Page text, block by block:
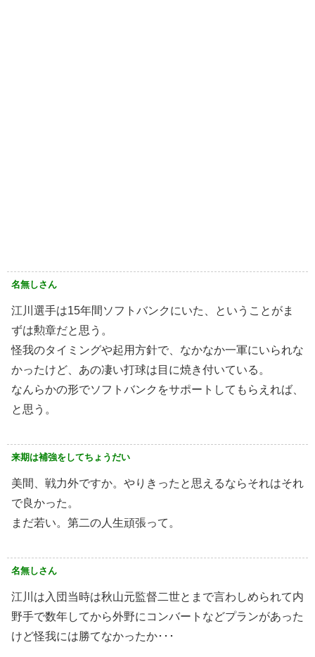
名無しさん
江川選手は15年間ソフトバンクにいた、ということがま
ずは勲章だと思う。
怪我のタイミングや起用方針で、なかなか一軍にいられな
かったけど、あの凄い打球は目に焼き付いている。
なんらかの形でソフトバンクをサポートしてもらえれば、
と思う。
来期は補強をしてちょうだい
美間、戦力外ですか。やりきったと思えるならそれはそれ
で良かった。
まだ若い。第二の人生頑張って。
名無しさん
江川は入団当時は秋山元監督二世とまで言わしめられて内
野手で数年してから外野にコンバートなどプランがあった
けど怪我には勝てなかったか･･･